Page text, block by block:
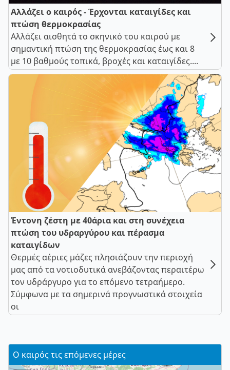
Αλλάζει ο καιρός - Έρχονται καταιγίδες και
πτώση θερμοκρασίας
Αλλάζει αισθητά το σκηνικό του καιρού με
σημαντική πτώση της θερμοκρασίας έως και 8
με 10 βαθμούς τοπικά, βροχές και καταιγίδες....
Έντονη ζέστη με 40άρια και στη συνέχεια
πτώση του υδραργύρου και πέρασμα
καταιγίδων
Θερμές αέριες μάζες πλησιάζουν την περιοχή
μας από τα νοτιοδυτικά ανεβάζοντας περαιτέρω
τον υδράργυρο για το επόμενο τετραήμερο.
Σύμφωνα με τα σημερινά προγνωστικά στοιχεία
οι
Ο καιρός τις επόμενες μέρες